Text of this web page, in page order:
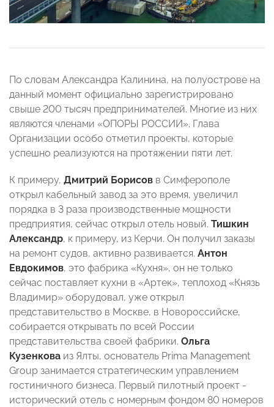
По словам Александра Калинина, на полуострове на
данный момент официально зарегистрировано
свыше 200 тысяч предпринимателей. Многие из них
являются членами «ОПОРЫ РОССИИ». Глава
Организации особо отметил проекты, которые
успешно реализуются на протяжении пяти лет.
К примеру, Дмитрий Борисов в Симферополе
открыл кабельный завод за это время, увеличил
порядка в 3 раза производственные мощности
предприятия, сейчас открыл отель новый. Тишкин
Александр, к примеру, из Керчи. Он получил заказы
на ремонт судов, активно развивается. Антон
Евдокимов, это фабрика «Кухня», он не только
сейчас поставляет кухни в «Артек», теплоход «Князь
Владимир» оборудовал, уже открыл
представительство в Москве, в Новороссийске,
собирается открывать по всей России
представительства своей фабрики. Ольга
Кузенкова из Ялты, основатель Prima Management
Group занимается стратегическим управлением
гостиничного бизнеса. Первый пилотный проект -
исторический отель с номерным фондом 80 номеров